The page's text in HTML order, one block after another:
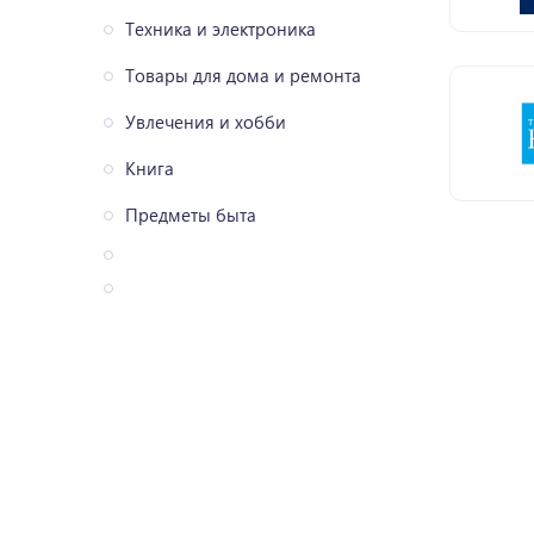
Техника и электроника
Товары для дома и ремонта
Увлечения и хобби
Книга
Предметы быта